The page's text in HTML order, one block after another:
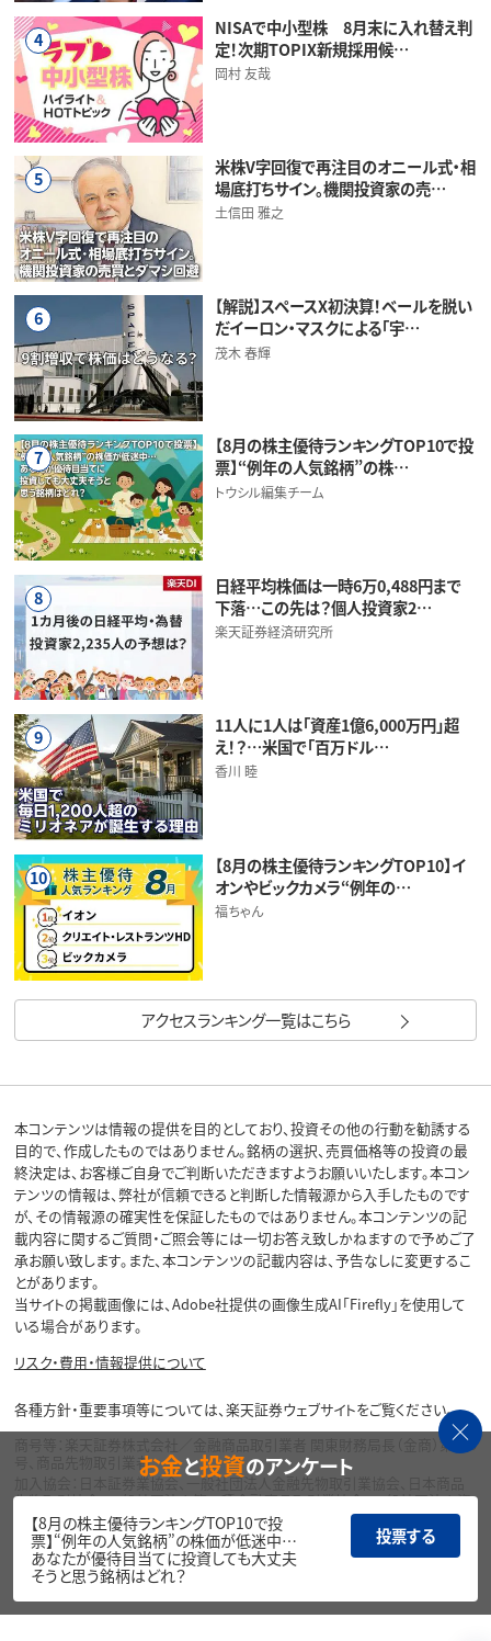
4
NISAで中小型株 8月末に入れ替え判
定！次期TOPIX新規採用候…
岡村 友哉
5
米株V字回復で再注目のオニール式・相
場底打ちサイン。機関投資家の売…
土信田 雅之
6
【解説】スペースX初決算！ベールを脱い
だイーロン・マスクによる「宇…
茂木 春輝
7
【8月の株主優待ランキングTOP10で投
票】“例年の人気銘柄”の株…
トウシル編集チーム
8
日経平均株価は一時6万0,488円まで
下落…この先は？個人投資家2…
楽天証券経済研究所
9
11人に1人は「資産1億6,000万円」超
え！？…米国で「百万ドル…
香川 睦
10
【8月の株主優待ランキングTOP10】イ
オンやビックカメラ“例年の…
福ちゃん
アクセスランキング一覧はこちら
本コンテンツは情報の提供を目的としており、投資その他の行動を勧誘する
目的で、作成したものではありません。銘柄の選択、売買価格等の投資の最
終決定は、お客様ご自身でご判断いただきますようお願いいたします。本コン
テンツの情報は、弊社が信頼できると判断した情報源から入手したものです
が、その情報源の確実性を保証したものではありません。本コンテンツの記
載内容に関するご質問・ご照会等には一切お答え致しかねますので予めご了
承お願い致します。また、本コンテンツの記載内容は、予告なしに変更するこ
とがあります。
当サイトの掲載画像には、Adobe社提供の画像生成AI「Firefly」を使用して
いる場合があります。
リスク・費用・情報提供について
各種方針・重要事項等については、楽天証券ウェブサイトをご覧ください。
商号等：楽天証券株式会社／金融商品取引業者 関東財務局長（金商）第195
号、商品先物取引業者
加入協会：日本証券業協会、一般社団法人金融先物取引業協会、日本商品
先物取引協会、一般社団法人第二種金融商品取引業協会、一般社団法人資
産運用業協会
Copyright©
1999-2026 Rakuten Securities, Inc. All
Rights Reserved.
お金と投資のアンケート
【8月の株主優待ランキングTOP10で投
票】“例年の人気銘柄”の株価が低迷中…
あなたが優待目当てに投資しても大丈夫
そうと思う銘柄はどれ？
投票する